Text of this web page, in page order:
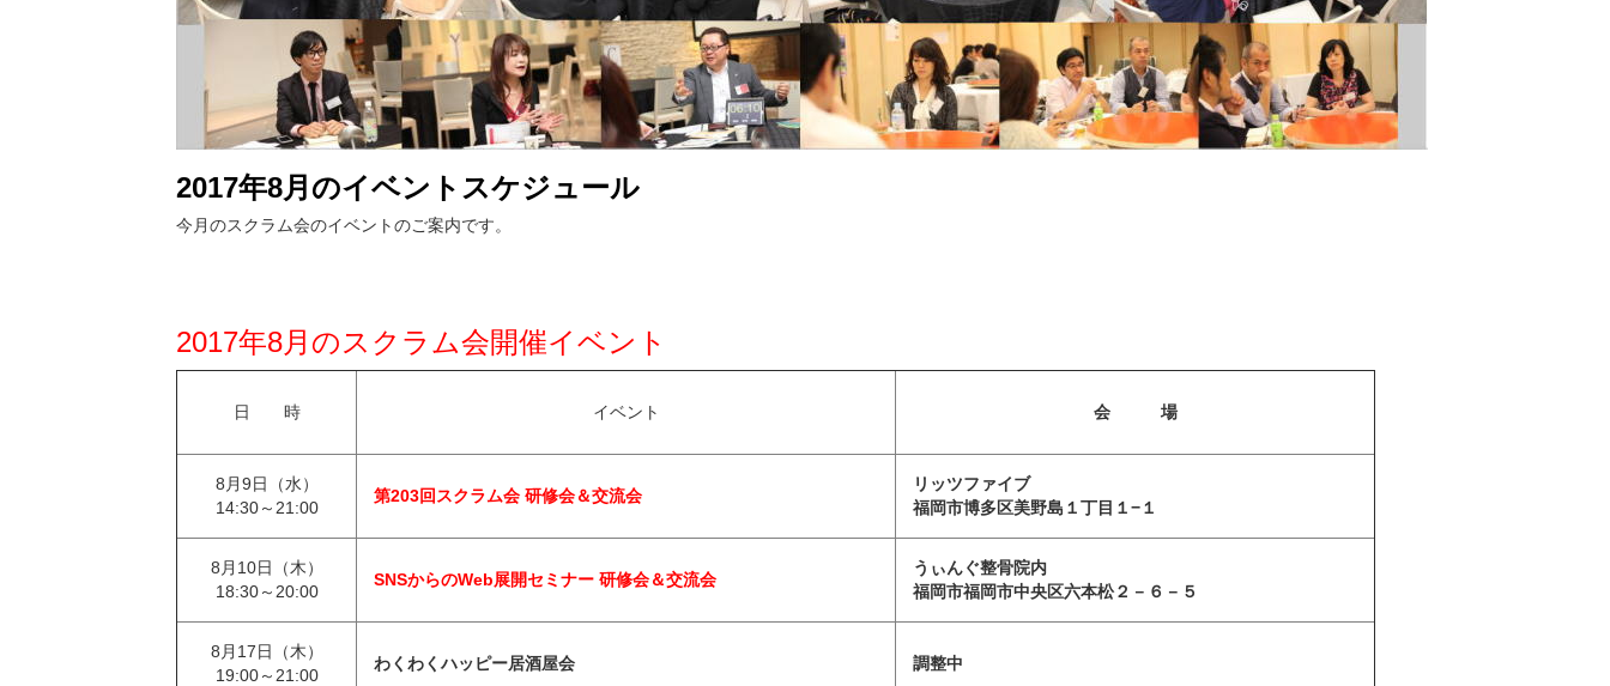
2017年8月のイベントスケジュール
今月のスクラム会のイベントのご案内です。
2017年8月のスクラム会開催イベント
日 時 イベント 会 場
8月9日（水）
14:30～21:00
第203回スクラム会 研修会＆交流会
リッツファイブ
福岡市博多区美野島１丁目１−１
8月10日（木）
18:30～20:00
SNSからのWeb展開セミナー 研修会＆交流会
うぃんぐ整骨院内
福岡市福岡市中央区六本松２－６－５
8月17日（木）
19:00～21:00
わくわくハッピー居酒屋会 調整中